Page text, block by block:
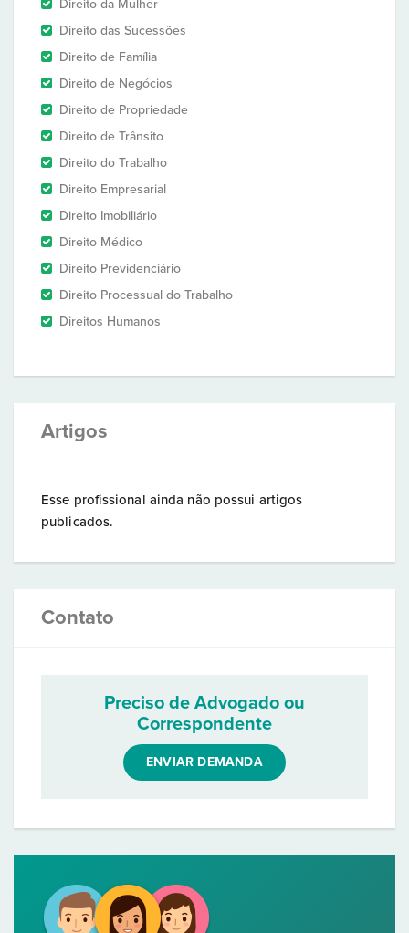
Direito da Mulher
Direito das Sucessões
Direito de Família
Direito de Negócios
Direito de Propriedade
Direito de Trânsito
Direito do Trabalho
Direito Empresarial
Direito Imobiliário
Direito Médico
Direito Previdenciário
Direito Processual do Trabalho
Direitos Humanos
Artigos
Esse profissional ainda não possui artigos
publicados.
Contato
Preciso de Advogado ou
Correspondente
ENVIAR DEMANDA